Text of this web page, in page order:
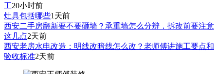
工20小时前
灶具包括哪些1天前
西安二手房翻新要不要砸墙？承重墙怎么分辨，拆改前要注意
这几点2天前
西安老房水电改造：明线改暗线怎么改？老师傅讲施工要点和
验收标准2天前